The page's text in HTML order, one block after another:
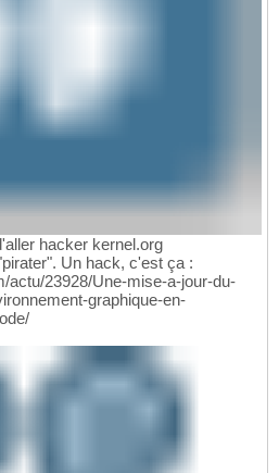
hacker kernel.org
Un hack, c'est ça :
actu/23928/Une-mise-a-jour-du-
graphique-en-